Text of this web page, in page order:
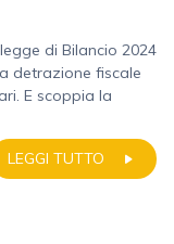
di Bilancio 2024
detrazione fiscale
E scoppia la
LEGGI TUTTO